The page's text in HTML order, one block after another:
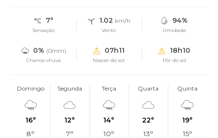
7°
Sensação
1.02 km/h
Vento
94%
Umidade
0% (0mm)
Chance chuva
07h11
Nascer do sol
18h10
Pôr do sol
Domingo
16°
8°
Segunda
12°
7°
Terça
14°
10°
Quarta
22°
13°
Quinta
19°
15°